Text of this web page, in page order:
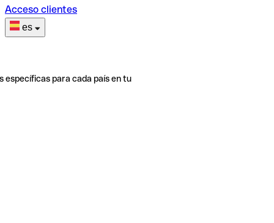
Acceso clientes
es
específicas para cada país en tu